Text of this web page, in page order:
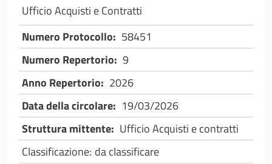
Ufficio Acquisti e Contratti
Numero Protocollo 58451
Numero Repertorio 9
Anno Repertorio 2026
Data della circolare 19/03/2026
Struttura mittente Ufficio Acquisti e contratti
Classificazione da classificare